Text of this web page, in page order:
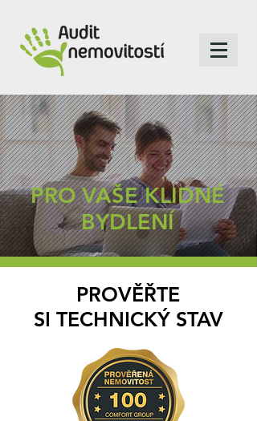
PRO VAŠE KLIDNÉ
BYDLENÍ
PROVĚŘTE
SI TECHNICKÝ STAV